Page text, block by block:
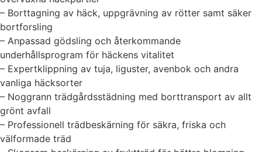
– Borttagning av häck, uppgrävning av rötter samt säker
bortforsling
– Anpassad gödsling och återkommande
underhållsprogram för häckens vitalitet
– Expertklippning av tuja, liguster, avenbok och andra
vanliga häcksorter
– Noggrann trädgårdsstädning med borttransport av allt
grönt avfall
– Professionell trädbeskärning för säkra, friska och
välformade träd